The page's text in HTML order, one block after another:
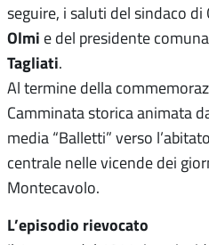
seguire, i saluti del sindaco di
Olmi e del presidente
Tagliati.
Al termine della
Camminata storica animata
media “Balletti” verso
centrale nelle vicende dei
Montecavolo.
L’episodio rievocato